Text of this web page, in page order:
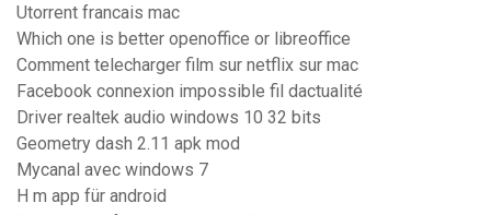
Utorrent francais mac
Which one is better openoffice or libreoffice
Comment telecharger film sur netflix sur mac
Facebook connexion impossible fil dactualité
Driver realtek audio windows 10 32 bits
Geometry dash 2.11 apk mod
Mycanal avec windows 7
H m app für android